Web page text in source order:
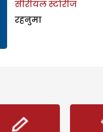
सीरीयल स्टोरीज
रहनुमा